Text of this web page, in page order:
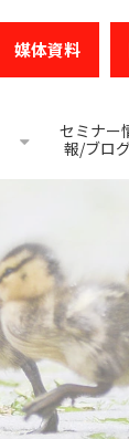
媒体資料
セミナー
報/ブロ